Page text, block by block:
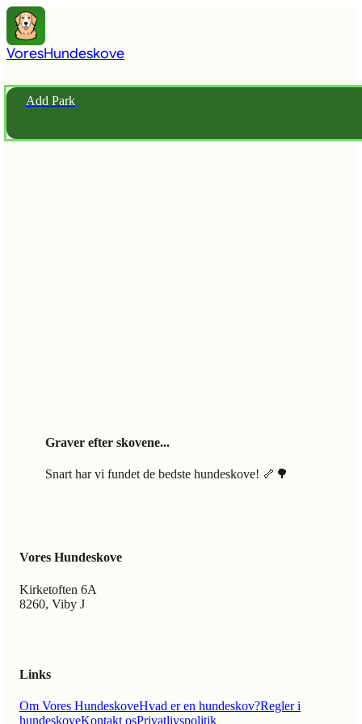
VoresHundeskove
Add Park
Graver efter skovene...
Snart har vi fundet de bedste hundeskove! 🦴🌳
Vores Hundeskove
Kirketoften 6A
8260, Viby J
Links
Om Vores HundeskoveHvad er en hundeskov?Regler i
hundeskoveKontakt osPrivatlivspolitik